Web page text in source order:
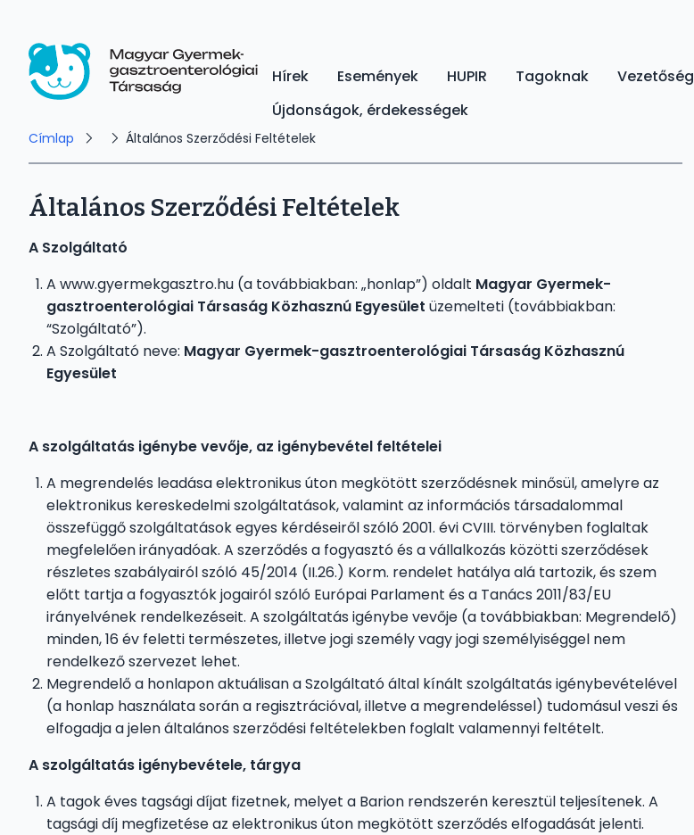
tartalomra
Magyar Gyermek-gasztroenterológiai Társaság
navigation
Hírek Események HUPIR Tagoknak Vezetőség
Újdonságok, érdekességek
Morzsa
Címlap Általános Szerződési Feltételek
Általános Szerződési Feltételek
A Szolgáltató
A www.gyermekgasztro.hu (a továbbiakban: „honlap”) oldalt Magyar Gyermek-
gasztroenterológiai Társaság Közhasznú Egyesület üzemelteti (továbbiakban:
“Szolgáltató”).
A Szolgáltató neve: Magyar Gyermek-gasztroenterológiai Társaság Közhasznú
Egyesület
A szolgáltatás igénybe vevője, az igénybevétel feltételei
A megrendelés leadása elektronikus úton megkötött szerződésnek minősül, amelyre az
elektronikus kereskedelmi szolgáltatások, valamint az információs társadalommal
összefüggő szolgáltatások egyes kérdéseiről szóló 2001. évi CVIII. törvényben foglaltak
megfelelően irányadóak. A szerződés a fogyasztó és a vállalkozás közötti szerződések
részletes szabályairól szóló 45/2014 (II.26.) Korm. rendelet hatálya alá tartozik, és szem
előtt tartja a fogyasztók jogairól szóló Európai Parlament és a Tanács 2011/83/EU
irányelvének rendelkezéseit. A szolgáltatás igénybe vevője (a továbbiakban: Megrendelő)
minden, 16 év feletti természetes, illetve jogi személy vagy jogi személyiséggel nem
rendelkező szervezet lehet.
Megrendelő a honlapon aktuálisan a Szolgáltató által kínált szolgáltatás igénybevételével
(a honlap használata során a regisztrációval, illetve a megrendeléssel) tudomásul veszi és
elfogadja a jelen általános szerződési feltételekben foglalt valamennyi feltételt.
A szolgáltatás igénybevétele, tárgya
A tagok éves tagsági díjat fizetnek, melyet a Barion rendszerén keresztül teljesítenek. A
tagsági díj megfizetése az elektronikus úton megkötött szerződés elfogadását jelenti.